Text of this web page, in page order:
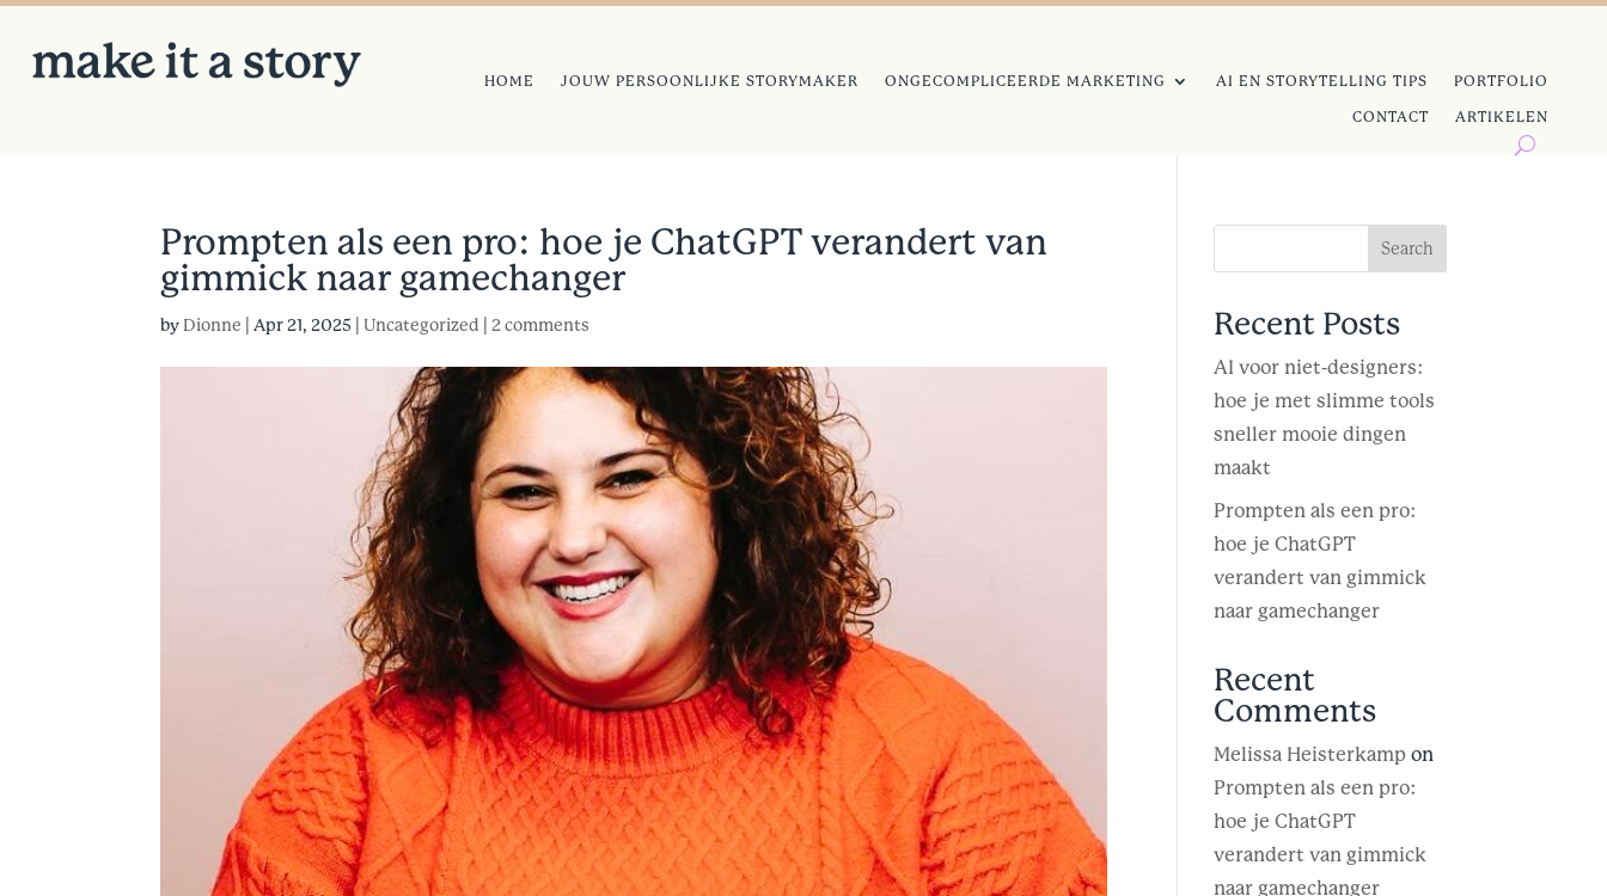
HOME JOUW PERSOONLIJKE STORYMAKER ONGECOMPLICEERDE MARKETING AI EN STORYTELLING TIPS PORTFOLIO
CONTACT ARTIKELEN
Prompten als een pro: hoe je ChatGPT verandert van
gimmick naar gamechanger
by Dionne |Apr 21, 2025 Uncategorized |2 comments
Search
Recent Posts
AI voor niet-designers:
hoe je met slimme tools
sneller mooie dingen
maakt
Prompten als een pro:
hoe je ChatGPT
verandert van gimmick
naar gamechanger
Recent
Comments
Melissa Heisterkamp on
Prompten als een pro:
hoe je ChatGPT
verandert van gimmick
naar gamechanger